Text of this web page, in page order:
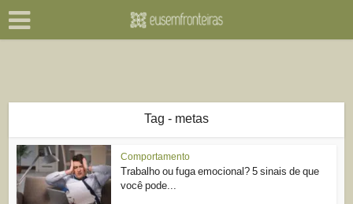
Tag - metas
Comportamento
Trabalho ou fuga emocional? 5 sinais de que
você pode...